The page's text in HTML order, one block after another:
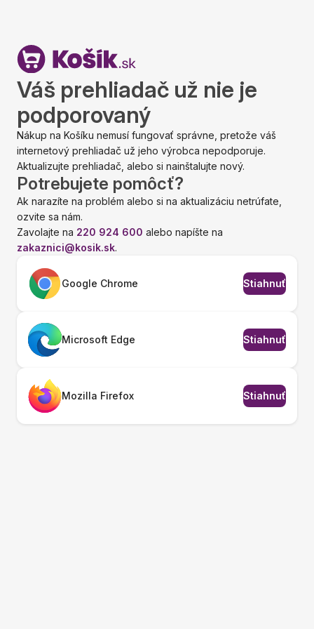
Váš prehliadač už nie je
podporovaný
Nákup na Košíku nemusí fungovať správne, pretože váš
internetový prehliadač už jeho výrobca nepodporuje.
Aktualizujte prehliadač, alebo si nainštalujte nový.
Potrebujete pomôcť?
Ak narazíte na problém alebo si na aktualizáciu netrúfate,
ozvite sa nám.
Zavolajte na 220 924 600 alebo napíšte na
zakaznici@kosik.sk.
Google Chrome Stiahnuť
Microsoft Edge Stiahnuť
Mozilla Firefox Stiahnuť